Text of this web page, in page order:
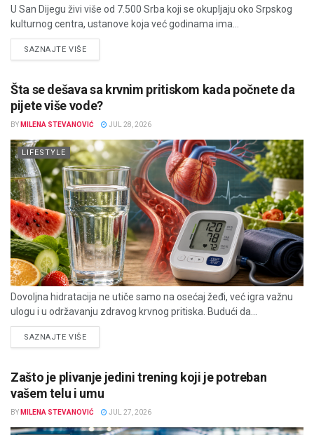
U San Dijegu živi više od 7.500 Srba koji se okupljaju oko Srpskog
kulturnog centra, ustanove koja već godinama ima...
SAZNAJTE VIŠEDETAILS
Šta se dešava sa krvnim pritiskom kada počnete da
pijete više vode?
BY MILENA STEVANOVIĆ JUL 28, 2026
LIFESTYLE
Dovoljna hidratacija ne utiče samo na osećaj žeđi, već igra važnu
ulogu i u održavanju zdravog krvnog pritiska. Budući da...
SAZNAJTE VIŠEDETAILS
Zašto je plivanje jedini trening koji je potreban
vašem telu i umu
BY MILENA STEVANOVIĆ JUL 27, 2026